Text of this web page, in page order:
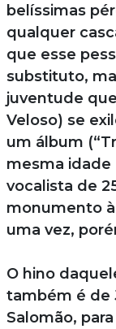
belíssimas
qualquer
que esse
substituto,
juventude
Veloso) se
um álbum
mesma idade
vocalista de
monumento
uma vez,
O hino
também é de
Salomão,